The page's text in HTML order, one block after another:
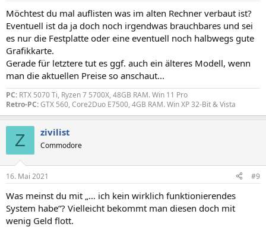
Möchtest du mal auflisten was im alten Rechner verbaut ist?
Eventuell ist da ja doch noch irgendwas brauchbares und sei
es nur die Festplatte oder eine eventuell noch halbwegs gute
Grafikkarte.
Gerade für letztere tut es ggf. auch ein älteres Modell, wenn
man die aktuellen Preise so anschaut...
PC: RTX 5070 Ti, Ryzen 7 5700X, 48GB RAM. Win 11 Pro
Retro-PC:GTX 560, Core2Duo E7500, 4GB RAM. Win XP 32-Bit & Vista
Z zivilist
Commodore
16. Mai 2021 #9
Was meinst du mit „… ich kein wirklich funktionierendes
System habe“? Vielleicht bekommt man diesen doch mit
wenig Geld flott.